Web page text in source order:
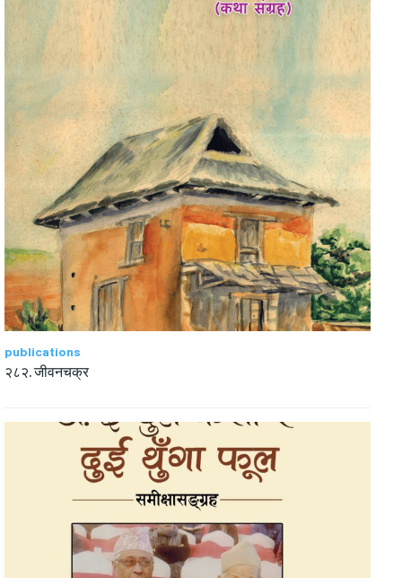
publications
२८२. जीवनचक्र